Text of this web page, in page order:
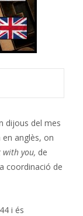
dijous del mes
en anglès, on
with you, de
coordinació de
i és